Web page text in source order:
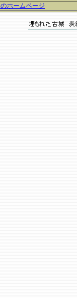
ホームページ